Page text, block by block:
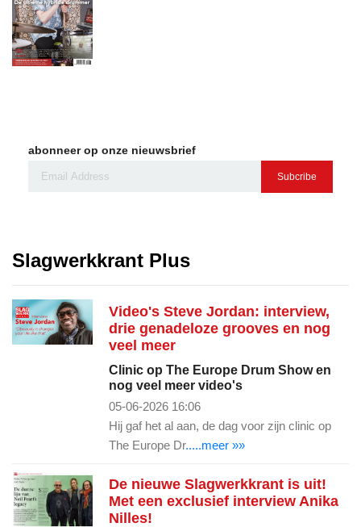
abonneer op onze nieuwsbrief
Subcribe
Slagwerkkrant Plus
Video's Steve Jordan: interview,
drie genadeloze grooves en nog
veel meer
Clinic op The Europe Drum Show en
nog veel meer video's
05-06-2026 16:06
Hij gaf het al aan, de dag voor zijn clinic op
The Europe Dr.....meer »»
De nieuwe Slagwerkkrant is uit!
Met een exclusief interview Anika
Nilles!